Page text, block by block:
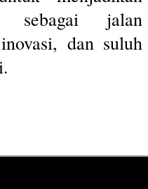
sebagai jalan
dan suluh